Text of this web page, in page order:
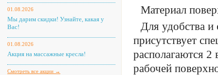
01.08.2026
Мы дарим скидки! Узнайте, какая у
Вас!
01.08.2026
Акция на массажные кресла!
Смотреть все акции →
Материал
Для удобства и
присутствует
располагаются
рабочей